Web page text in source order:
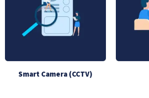
Smart Camera (CCTV)